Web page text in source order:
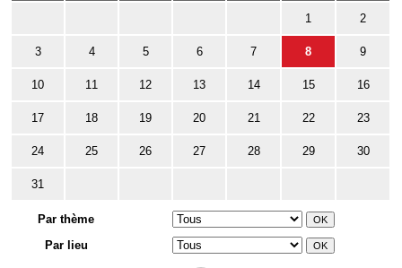
1 2
3 4 5 6 7 8 9
10 11 12 13 14 15 16
17 18 19 20 21 22 23
24 25 26 27 28 29 30
31
Par thème
Par lieu